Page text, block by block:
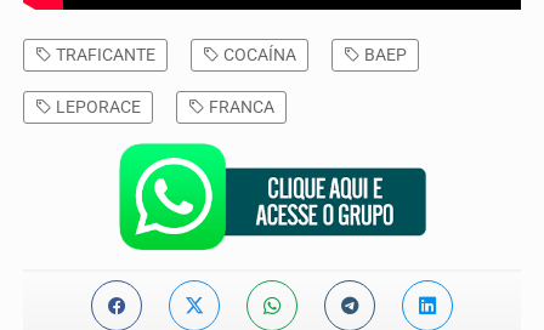
TRAFICANTE COCAÍNA BAEP
LEPORACE FRANCA